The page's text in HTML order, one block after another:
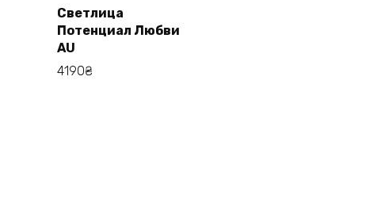
В корзину
Светлица
Потенциал Любви
AU
4190₴